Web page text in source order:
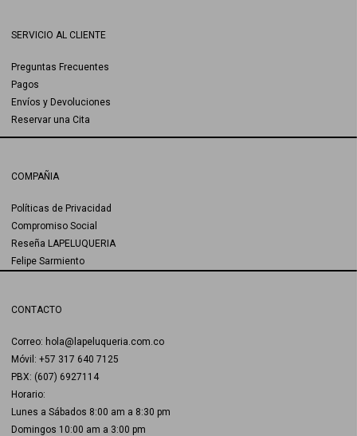
SERVICIO AL CLIENTE
Preguntas Frecuentes
Pagos
Envíos y Devoluciones
Reservar una Cita
COMPAÑIA
Políticas de Privacidad
Compromiso Social
Reseña LAPELUQUERIA
Felipe Sarmiento
CONTACTO
Correo: hola@lapeluqueria.com.co
Móvil: +57 317 640 7125
PBX: (607) 6927114
Horario:
Lunes a Sábados 8:00 am a 8:30 pm
Domingos 10:00 am a 3:00 pm